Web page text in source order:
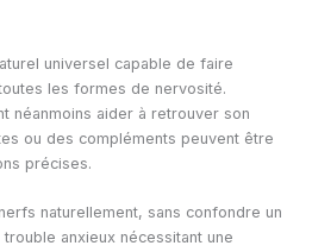
universel capable de faire
les formes de nervosité.
néanmoins aider à retrouver son
ou des compléments peuvent être
précises.
naturellement, sans confondre un
anxieux nécessitant une